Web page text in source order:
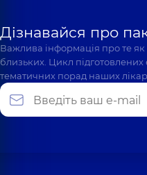
Дізнавайся про
Важлива інформація про те
близьких. Цикл
тематичних порад наших